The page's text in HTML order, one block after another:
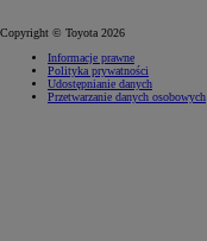
Copyright © Toyota 2026
Informacje prawne
Polityka prywatności
Udostępnianie danych
Przetwarzanie danych osobowych